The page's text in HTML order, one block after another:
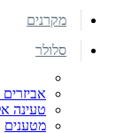
מקרנים
סלולר
אביזרים
טעינה
מטענים